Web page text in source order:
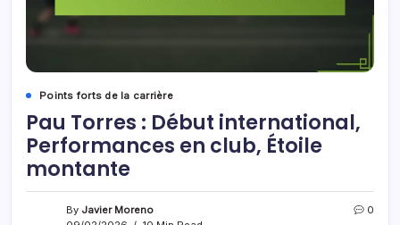
Points forts de la carrière
Pau Torres : Début international,
Performances en club, Étoile
montante
By Javier Moreno
0